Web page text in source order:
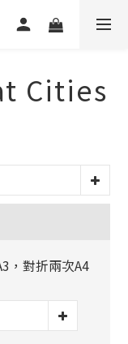
Cities
，對折兩次A4